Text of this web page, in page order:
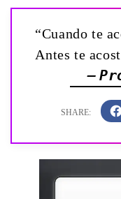
“Cuando te
Antes te
—